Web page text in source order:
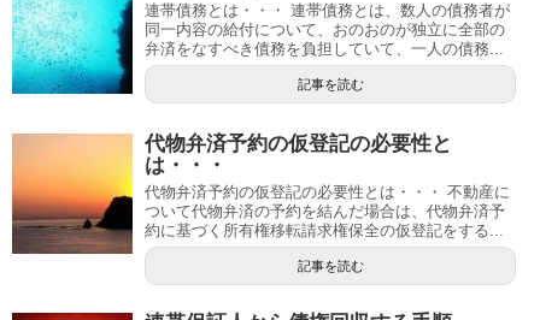
連帯債務とは・・・ 連帯債務とは、数人の債務者が
同一内容の給付について、おのおのが独立に全部の
弁済をなすべき債務を負担していて、一人の債務...
記事を読む
代物弁済予約の仮登記の必要性と
は・・・
代物弁済予約の仮登記の必要性とは・・・ 不動産に
ついて代物弁済の予約を結んだ場合は、代物弁済予
約に基づく所有権移転請求権保全の仮登記をする...
記事を読む